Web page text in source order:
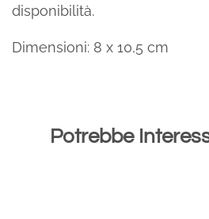
disponibilità.
Dimensioni: 8 x 10,5 cm
Potrebbe